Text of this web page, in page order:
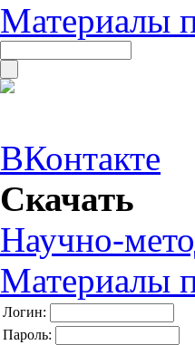
Материалы
ВКонтакте
Скачать
Научно-
Материалы
Логин:
Пароль: